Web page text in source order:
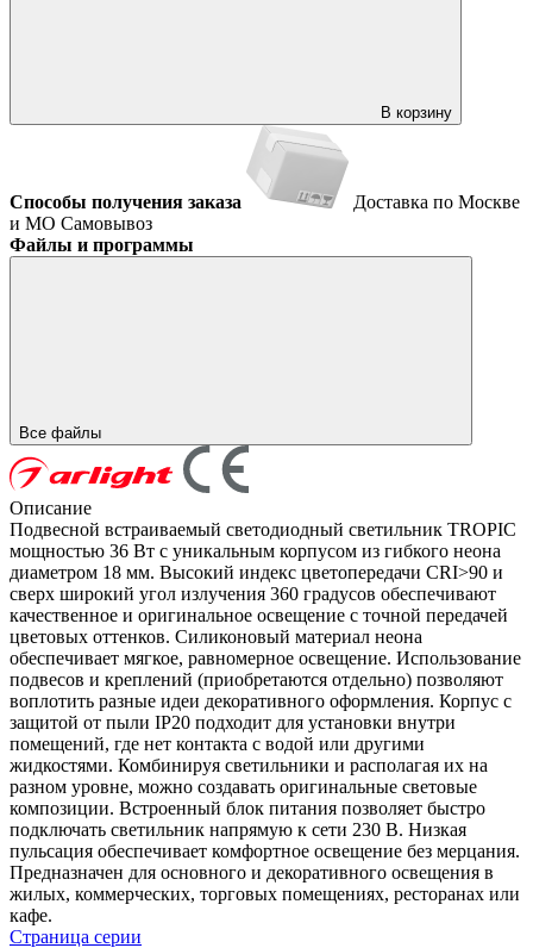
В корзину
Способы получения заказа
Доставка по Москве
и МО Самовывоз
Файлы и программы
Все файлы
Описание
Подвесной встраиваемый светодиодный светильник TROPIC
мощностью 36 Вт с уникальным корпусом из гибкого неона
диаметром 18 мм. Высокий индекс цветопередачи CRI>90 и
сверх широкий угол излучения 360 градусов обеспечивают
качественное и оригинальное освещение с точной передачей
цветовых оттенков. Силиконовый материал неона
обеспечивает мягкое, равномерное освещение. Использование
подвесов и креплений (приобретаются отдельно) позволяют
воплотить разные идеи декоративного оформления. Корпус с
защитой от пыли IP20 подходит для установки внутри
помещений, где нет контакта с водой или другими
жидкостями. Комбинируя светильники и располагая их на
разном уровне, можно создавать оригинальные световые
композиции. Встроенный блок питания позволяет быстро
подключать светильник напрямую к сети 230 В. Низкая
пульсация обеспечивает комфортное освещение без мерцания.
Предназначен для основного и декоративного освещения в
жилых, коммерческих, торговых помещениях, ресторанах или
кафе.
Страница серии